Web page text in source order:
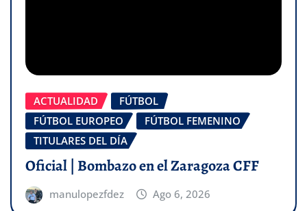
ACTUALIDAD
FÚTBOL
FÚTBOL EUROPEO
FÚTBOL FEMENINO
TITULARES DEL DÍA
Oficial | Bombazo en el Zaragoza CFF
manulopezfdez Ago 6, 2026